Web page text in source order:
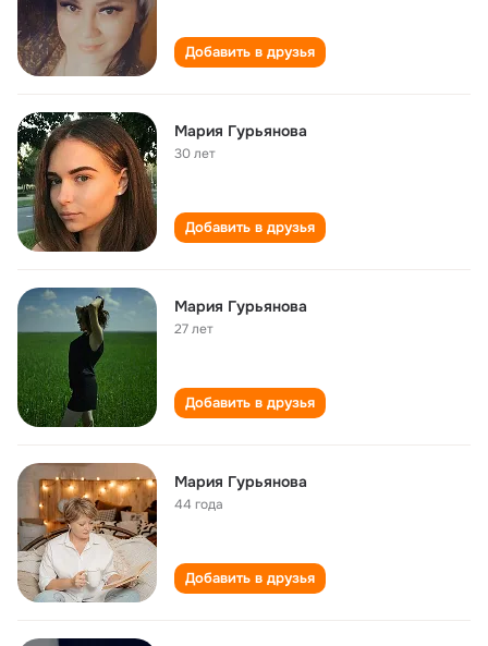
Добавить в друзья
Мария Гурьянова
30 лет
Добавить в друзья
Мария Гурьянова
27 лет
Добавить в друзья
Мария Гурьянова
44 года
Добавить в друзья